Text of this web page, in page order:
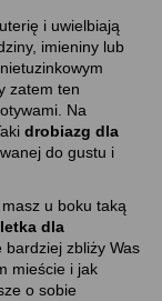
i uwielbiają
imieniny lub
zatem ten
Na
drobiazg dla
do gustu i
u boku taką
dla
zbliży Was
mieście i jak
o sobie